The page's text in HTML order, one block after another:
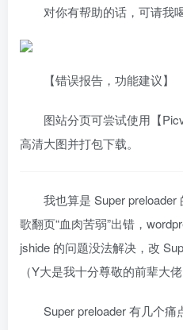
对你有帮助的话，可请我
【错误报告，功能建议】
图站分页可尝试使用【
高清大图并打包下载。
我也算是 Super
歌翻页“血肉苦弱”出错，
jshide 的问题没法解决，改
（Y大是我十分尊敬的前辈大
Super preloader 有几个痛